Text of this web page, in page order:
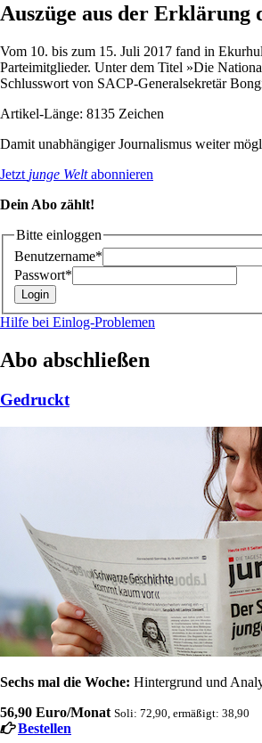
Auszüge aus der Erklärung
Vom 10. bis zum 15. Juli 2017 fand in
Parteimitglieder. Unter dem Titel »Die
Schlusswort von SACP-Generalsekretär
Artikel-Länge: 8135 Zeichen
Damit unabhängiger Journalismus weiter
Jetzt junge Weltabonnieren
Dein Abo zählt!
Bitte einloggen
Benutzername*
Passwort*
Hilfe bei Einlog-Problemen
Abo abschließen
Gedruckt
Sechs mal die Woche: Hintergrund und
56,90 Euro/Monat Soli: 72,90, ermäßigt: 38,90
Bestellen